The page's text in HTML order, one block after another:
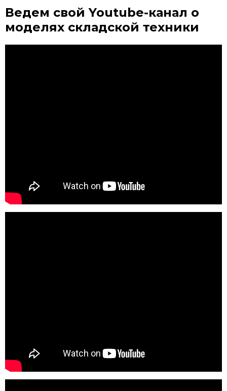
Ведем свой Youtube-канал о
моделях складской техники